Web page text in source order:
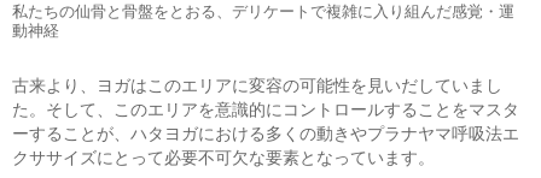
私たちの仙骨と骨盤をとおる、デリケートで複雑に入り組んだ感覚・運
動神経
古来より、ヨガはこのエリアに変容の可能性を見いだしていまし
た。そして、このエリアを意識的にコントロールすることをマスタ
ーすることが、ハタヨガにおける多くの動きやプラナヤマ呼吸法エ
クササイズにとって必要不可欠な要素となっています。